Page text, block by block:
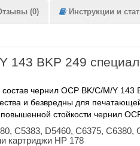
(0) Инструкции и
143 BKP 249
чернил OCP BK/C/M/Y
и безвредны для
стойкости чернил
C5383, D5460, C6375, C6380,
картриджи HP 178